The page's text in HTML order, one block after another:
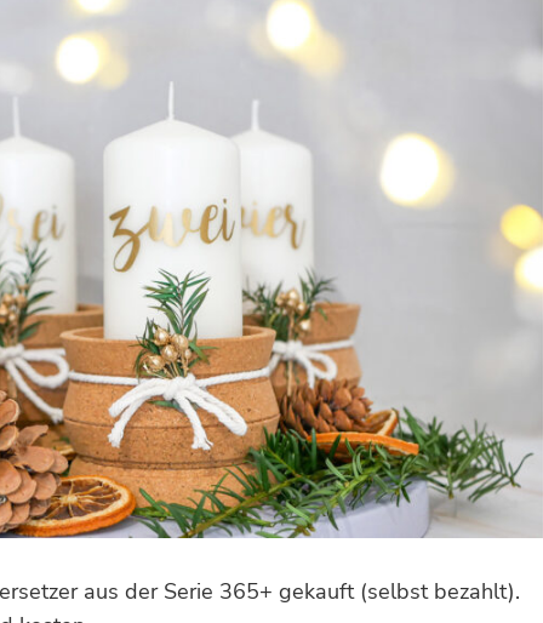
aus der Serie 365+ gekauft (selbst bezahlt).